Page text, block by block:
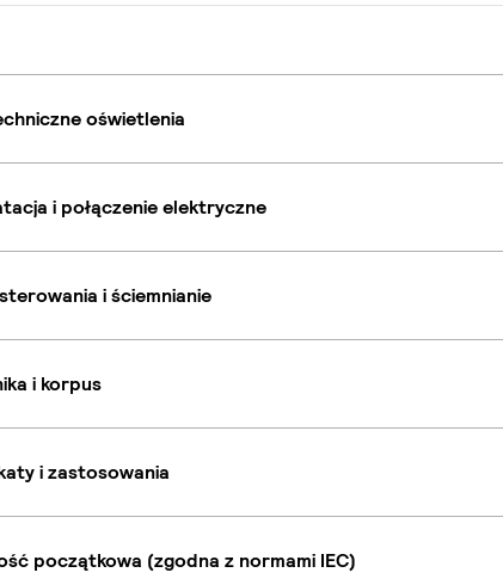
oświetlenia
i połączenie elektryczne
i ściemnianie
i korpus
i zastosowania
początkowa (zgodna z normami IEC)